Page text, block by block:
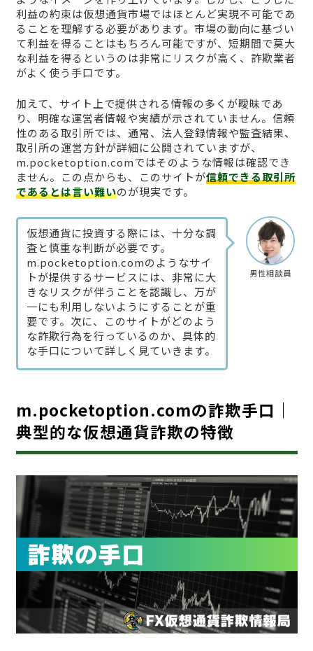
利益の約束は仮想通貨市場ではほとんど実現不可能であ
ることを理解する必要があります。市場の動向に基づい
て利益を得ることはもちろん可能ですが、短期間で莫大
な利益を得るというのは非常にリスクが高く、詐欺業者
がよく使う手口です。
加えて、サイト上で提供される情報の多くが曖昧であ
り、明確な運営者情報や実績が示されていません。信頼
性のある取引所では、通常、法人登録情報や監査結果、
取引所の運営方針が詳細に公開されていますが、
m.pocketoption.comではそのような情報は確認でき
ません。この点からも、このサイトが信頼できる取引所
であるとは言い難いのが現実です。
男性相談員
仮想通貨に投資する際には、十分な調
査と慎重な判断が必要です。
m.pocketoption.comのようなサイ
トが提供するサービスには、非常に大
きなリスクが伴うことを認識し、万が
一にも利用しないようにすることが重
要です。次に、このサイトがどのよう
な詐欺行為を行っているのか、具体的
な手口について詳しく見ていきます。
m.pocketoption.comの詐欺手口｜
典型的な仮想通貨詐欺の特徴